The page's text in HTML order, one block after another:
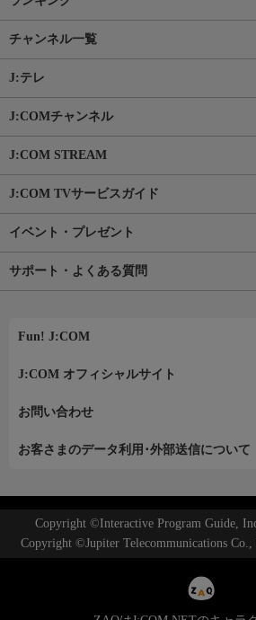
チャンネル一覧
J:テレ
J:COMチャンネル
J:COM STREAM
J:COM TVサービスガイド
イベント・プレゼント
サポート・よくある質問
Fun! J:COM
J:COM オフィシャルサイト
お問い合わせ
お客さまのデータ利用･外部送信について
Copyright ©Interactive Program Guide,
Copyright ©Jupiter Telecommunications